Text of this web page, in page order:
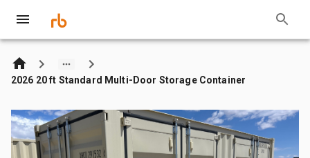
2026 20 ft Standard Multi-Door Storage Container